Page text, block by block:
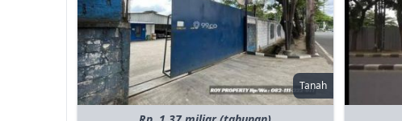
Tanah